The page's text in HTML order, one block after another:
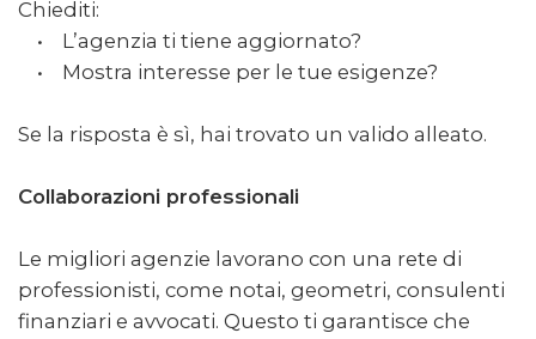
Chiediti:
• L’agenzia ti tiene aggiornato?
• Mostra interesse per le tue esigenze?
Se la risposta è sì, hai trovato un valido alleato.
Collaborazioni professionali
Le migliori agenzie lavorano con una rete di
professionisti, come notai, geometri, consulenti
finanziari e avvocati. Questo ti garantisce che